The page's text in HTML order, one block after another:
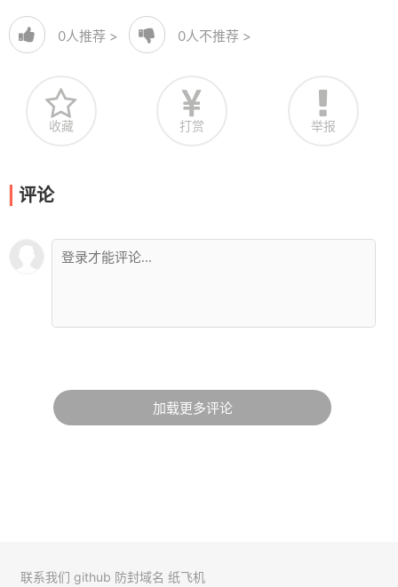
0人推荐 > 0人不推荐 >
收藏 打赏 举报
评论
加载更多评论
联系我们 github 防封域名 纸飞机